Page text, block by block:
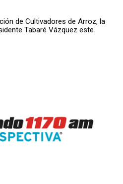
de Cultivadores de Arroz, la
Tabaré Vázquez este